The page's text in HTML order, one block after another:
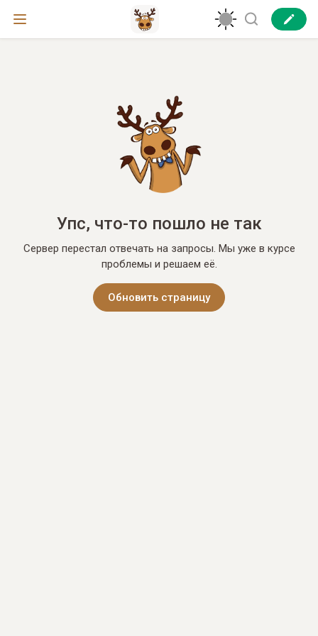
Упс, что-то пошло не так
Сервер перестал отвечать на запросы. Мы уже в курсе
проблемы и решаем её.
Обновить страницу